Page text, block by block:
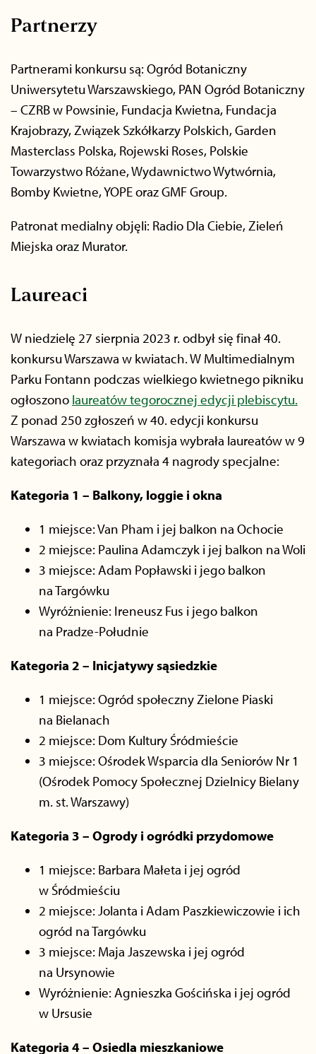
Partnerzy
Partnerami konkursu są: Ogród Botaniczny
Uniwersytetu Warszawskiego, PAN Ogród Botaniczny
– CZRB w Powsinie, Fundacja Kwietna, Fundacja
Krajobrazy, Związek Szkółkarzy Polskich, Garden
Masterclass Polska, Rojewski Roses, Polskie
Towarzystwo Różane, Wydawnictwo Wytwórnia,
Bomby Kwietne, YOPE oraz GMF Group.
Patronat medialny objęli: Radio Dla Ciebie, Zieleń
Miejska oraz Murator.
Laureaci
W niedzielę 27 sierpnia 2023 r. odbył się finał 40.
konkursu Warszawa w kwiatach. W Multimedialnym
Parku Fontann podczas wielkiego kwietnego pikniku
ogłoszono laureatów tegorocznej edycji plebiscytu.
Z ponad 250 zgłoszeń w 40. edycji konkursu
Warszawa w kwiatach komisja wybrała laureatów w 9
kategoriach oraz przyznała 4 nagrody specjalne:
Kategoria 1 – Balkony, loggie i okna
1 miejsce: Van Pham i jej balkon na Ochocie
2 miejsce: Paulina Adamczyk i jej balkon na Woli
3 miejsce: Adam Popławski i jego balkon
na Targówku
Wyróżnienie: Ireneusz Fus i jego balkon
na Pradze-Południe
Kategoria 2 – Inicjatywy sąsiedzkie
1 miejsce: Ogród społeczny Zielone Piaski
na Bielanach
2 miejsce: Dom Kultury Śródmieście
3 miejsce: Ośrodek Wsparcia dla Seniorów Nr 1
(Ośrodek Pomocy Społecznej Dzielnicy Bielany
m. st. Warszawy)
Kategoria 3 – Ogrody i ogródki przydomowe
1 miejsce: Barbara Małeta i jej ogród
w Śródmieściu
2 miejsce: Jolanta i Adam Paszkiewiczowie i ich
ogród na Targówku
3 miejsce: Maja Jaszewska i jej ogród
na Ursynowie
Wyróżnienie: Agnieszka Gościńska i jej ogród
w Ursusie
Kategoria 4 – Osiedla mieszkaniowe